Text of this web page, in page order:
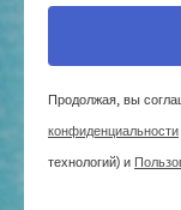
Продолжая, вы
конфиденциальности
технологий) и